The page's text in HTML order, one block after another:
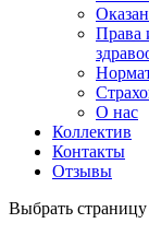
Права
О нас
Коллектив
Контакты
Отзывы
Выбрать страницу